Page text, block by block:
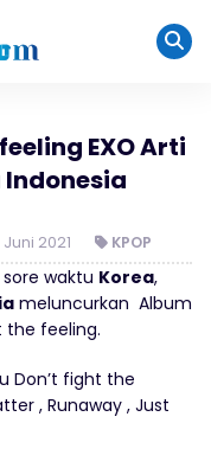
EXO Arti
Juni 2021 KPOP
waktu Korea,
meluncurkan Album
the feeling.
Don’t fight the
, Runaway , Just